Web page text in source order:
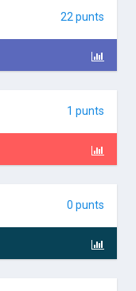
22 punts
1 punts
0 punts